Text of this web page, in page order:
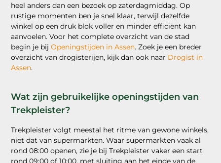
heel anders dan een bezoek op zaterdagmiddag. Op
rustige momenten ben je snel klaar, terwijl dezelfde
winkel op een druk blok voller en minder efficiënt kan
aanvoelen. Voor het complete overzicht van de stad
begin je bijOpeningstijden in Assen. Zoek je een breder
overzicht van drogisterijen, kijk dan ook naar Drogist in
Assen.
Wat zijn gebruikelijke openingstijden van
Trekpleister?
Trekpleister volgt meestal het ritme van gewone winkels,
niet dat van supermarkten. Waar supermarkten vaak al
rond 08:00 openen, zie je bij Trekpleister vaker een start
rond 09:00 of 10:00, met sluiting aan het einde van de